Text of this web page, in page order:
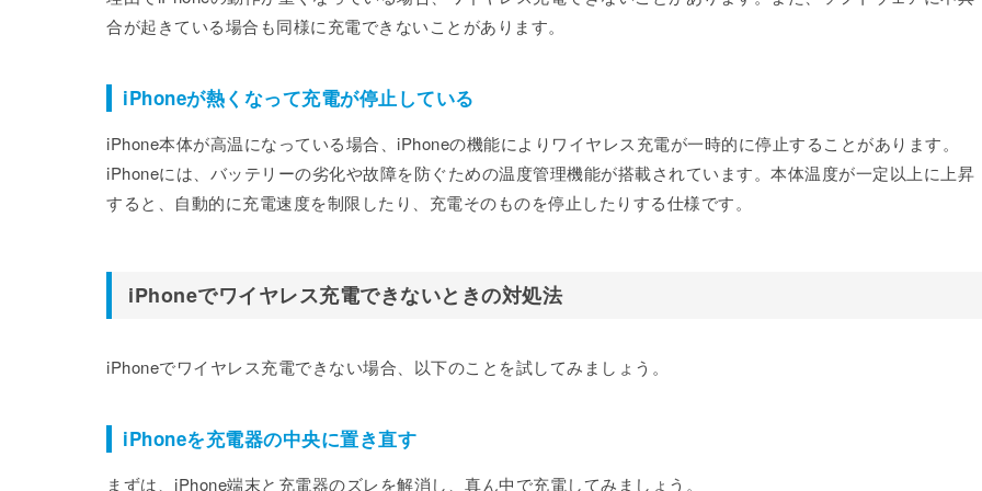
合が起きている場合も同様に充電できないことがあります。
iPhoneが熱くなって充電が停止している
iPhone本体が高温になっている場合、iPhoneの機能によりワイヤレス充電が一時的に停止することがあります。
iPhoneには、バッテリーの劣化や故障を防ぐための温度管理機能が搭載されています。本体温度が一定以上に上昇
すると、自動的に充電速度を制限したり、充電そのものを停止したりする仕様です。
iPhoneでワイヤレス充電できないときの対処法
iPhoneでワイヤレス充電できない場合、以下のことを試してみましょう。
iPhoneを充電器の中央に置き直す
まずは、iPhone端末と充電器のズレを解消し、真ん中で充電してみましょう。